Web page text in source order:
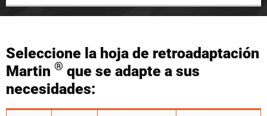
Seleccione la hoja de retroadaptación
Martin ® que se adapte a sus
necesidades: